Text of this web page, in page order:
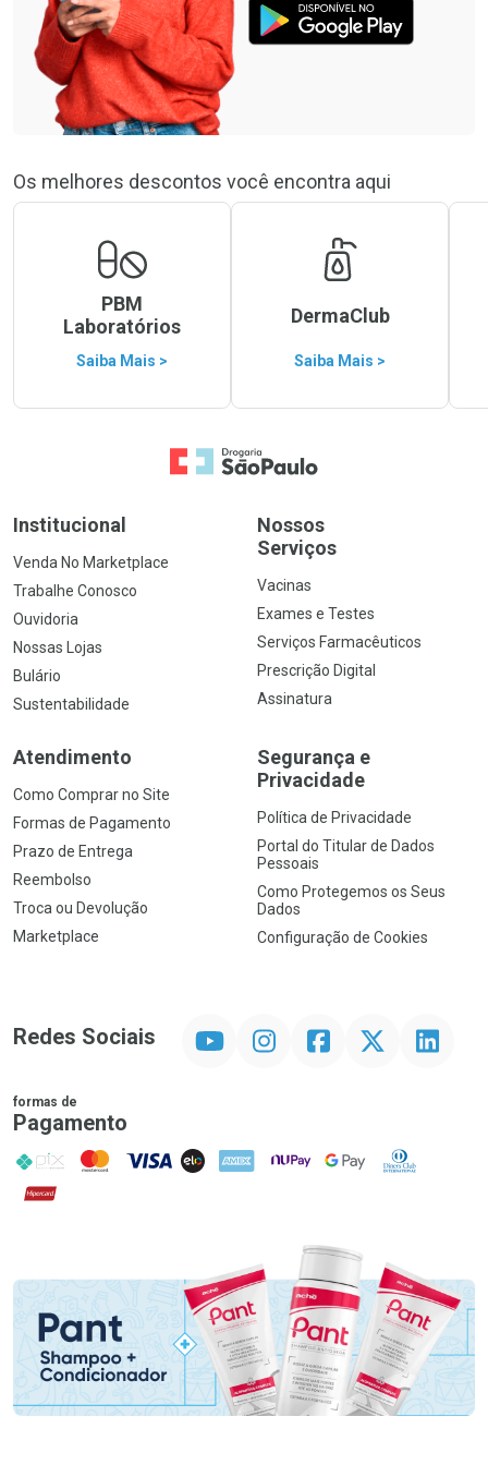
Os melhores descontos você encontra aqui
PBM
Laboratórios
Saiba Mais >
DermaClub
Saiba Mais >
Ir para a Home
Institucional
Venda No Marketplace
Trabalhe Conosco
Ouvidoria
Nossas Lojas
Bulário
Sustentabilidade
Nossos
Serviços
Vacinas
Exames e Testes
Serviços Farmacêuticos
Prescrição Digital
Assinatura
Atendimento
Como Comprar no Site
Formas de Pagamento
Prazo de Entrega
Reembolso
Troca ou Devolução
Marketplace
Segurança e
Privacidade
Política de Privacidade
Portal do Titular de Dados
Pessoais
Como Protegemos os Seus
Dados
Configuração de Cookies
Redes Sociais InstagramFacebookTwitter Linkedin
formas de
Pagamento
PIX MasterCard
VISA ELO AMEX NuPay Google PayDiners Club
Hipercard